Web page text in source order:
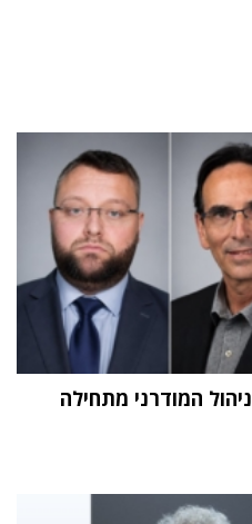
המודרני מתחילה